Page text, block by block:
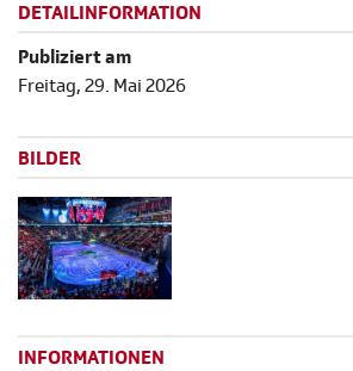
DETAILINFORMATION
Publiziert am
Freitag, 29. Mai 2026
BILDER
INFORMATIONEN